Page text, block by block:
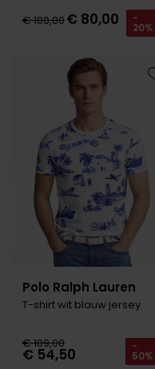
€ 100,00€ 80,00 -
20%
Polo Ralph Lauren
T-shirt wit blauw jersey
€ 109,00
€ 54,50 -
50%